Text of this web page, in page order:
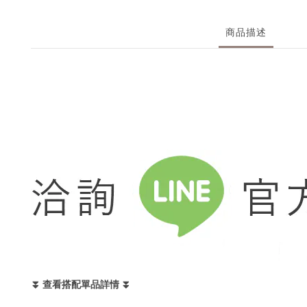
商品描述
⏬ 查看搭配單品詳情 ⏬